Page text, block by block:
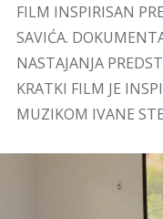
FILM INSPIRISAN
SAVIĆA.
NASTAJANJA
KRATKI FILM JE
MUZIKOM IVANE